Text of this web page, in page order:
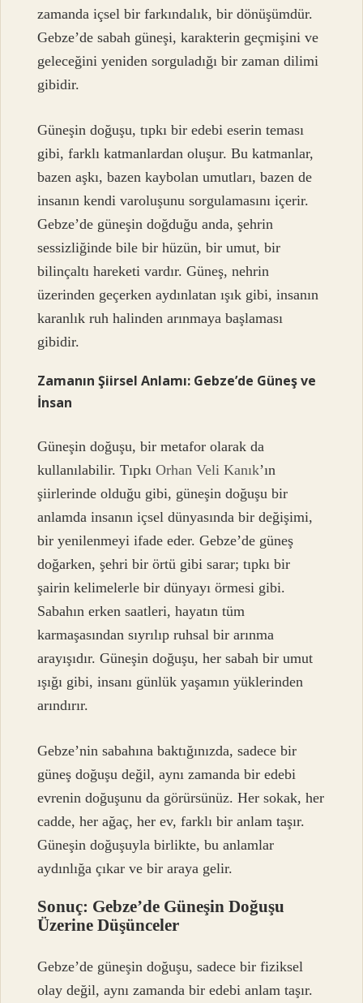
zamanda içsel bir farkındalık, bir dönüşümdür.
Gebze’de sabah güneşi, karakterin geçmişini ve
geleceğini yeniden sorguladığı bir zaman dilimi
gibidir.
Güneşin doğuşu, tıpkı bir edebi eserin teması
gibi, farklı katmanlardan oluşur. Bu katmanlar,
bazen aşkı, bazen kaybolan umutları, bazen de
insanın kendi varoluşunu sorgulamasını içerir.
Gebze’de güneşin doğduğu anda, şehrin
sessizliğinde bile bir hüzün, bir umut, bir
bilinçaltı hareketi vardır. Güneş, nehrin
üzerinden geçerken aydınlatan ışık gibi, insanın
karanlık ruh halinden arınmaya başlaması
gibidir.
Zamanın Şiirsel Anlamı: Gebze’de Güneş ve
İnsan
Güneşin doğuşu, bir metafor olarak da
kullanılabilir. TıpkıOrhan Veli Kanık’ın
şiirlerinde olduğu gibi, güneşin doğuşu bir
anlamda insanın içsel dünyasında bir değişimi,
bir yenilenmeyi ifade eder. Gebze’de güneş
doğarken, şehri bir örtü gibi sarar; tıpkı bir
şairin kelimelerle bir dünyayı örmesi gibi.
Sabahın erken saatleri, hayatın tüm
karmaşasından sıyrılıp ruhsal bir arınma
arayışıdır. Güneşin doğuşu, her sabah bir umut
ışığı gibi, insanı günlük yaşamın yüklerinden
arındırır.
Gebze’nin sabahına baktığınızda, sadece bir
güneş doğuşu değil, aynı zamanda bir edebi
evrenin doğuşunu da görürsünüz. Her sokak, her
cadde, her ağaç, her ev, farklı bir anlam taşır.
Güneşin doğuşuyla birlikte, bu anlamlar
aydınlığa çıkar ve bir araya gelir.
Sonuç: Gebze’de Güneşin Doğuşu
Üzerine Düşünceler
Gebze’de güneşin doğuşu, sadece bir fiziksel
olay değil, aynı zamanda bir edebi anlam taşır.